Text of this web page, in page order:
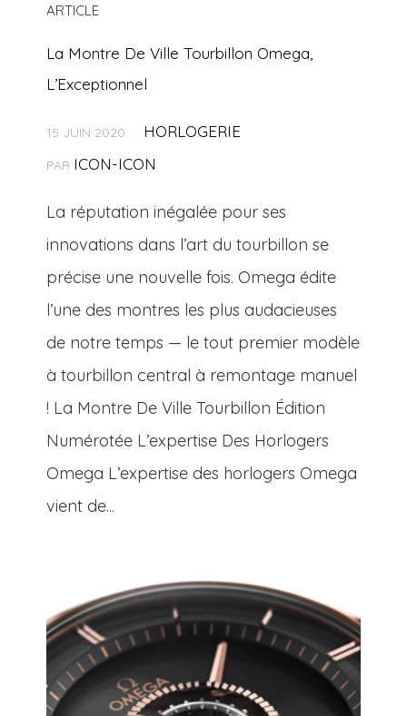
ARTICLE
La Montre De Ville Tourbillon Omega,
L’Exceptionnel
15 JUIN 2020 HORLOGERIE
PAR ICON-ICON
La réputation inégalée pour ses
innovations dans l’art du tourbillon se
précise une nouvelle fois. Omega édite
l’une des montres les plus audacieuses
de notre temps — le tout premier modèle
à tourbillon central à remontage manuel
! La Montre De Ville Tourbillon Édition
Numérotée L’expertise Des Horlogers
Omega L’expertise des horlogers Omega
vient de...